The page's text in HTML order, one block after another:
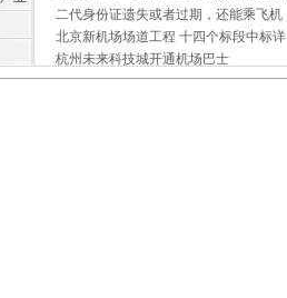
二代身份证遗失或者过期，还能乘飞机
北京新机场场道工程 十四个标段中标详
杭州未来科技城开通机场巴士
首都机场集团领导班子再次调整